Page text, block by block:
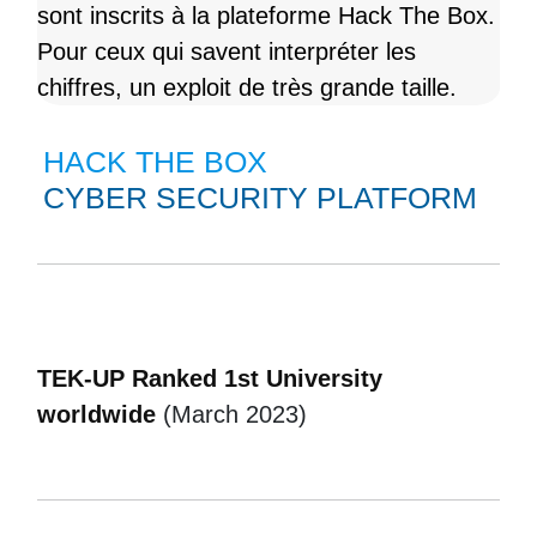
sont inscrits à la plateforme Hack The Box.
Pour ceux qui savent interpréter les
chiffres, un exploit de très grande taille.
HACK THE BOX
CYBER SECURITY PLATFORM
TEK-UP Ranked 1st University
worldwide (March 2023)